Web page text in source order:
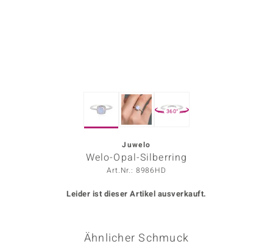
360°
Juwelo
Welo-Opal-Silberring
Art.Nr.: 8986HD
Leider ist dieser Artikel ausverkauft.
Ähnlicher Schmuck